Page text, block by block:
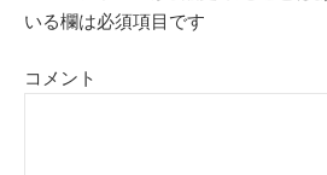
ー
いる欄は必須項目です
コメント